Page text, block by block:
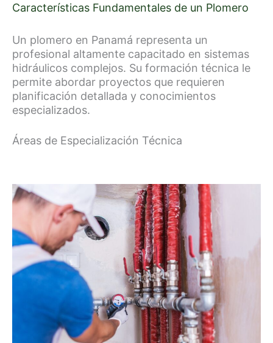
Características Fundamentales de un Plomero
Un plomero en Panamá representa un
profesional altamente capacitado en sistemas
hidráulicos complejos. Su formación técnica le
permite abordar proyectos que requieren
planificación detallada y conocimientos
especializados.
Áreas de Especialización Técnica